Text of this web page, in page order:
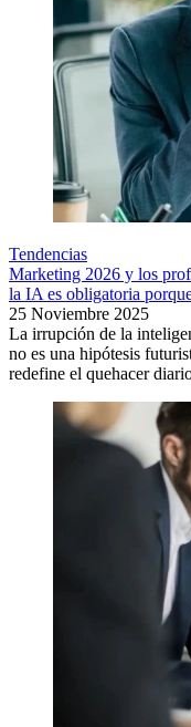
Tendencias
Marketing 2026 y los
la IA es obligatoria
25 Noviembre 2025
La irrupción de la
no es una hipótesis
redefine el quehacer